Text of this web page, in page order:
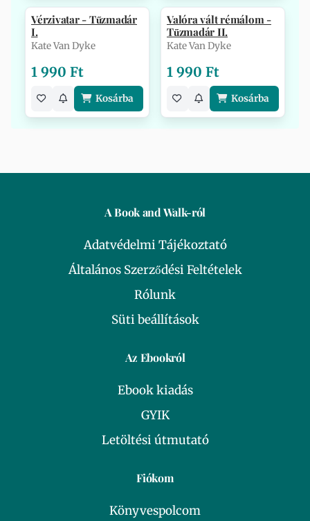
Vérzivatar - Tűzmadár
I.
Kate Van Dyke
1 990 Ft
Kosárba
Valóra vált rémálom -
Tűzmadár II.
Kate Van Dyke
1 990 Ft
Kosárba
A Book and Walk-ról
Adatvédelmi Tájékoztató
Általános Szerződési Feltételek
Rólunk
Süti beállítások
Az Ebookról
Ebook kiadás
GYIK
Letöltési útmutató
Fiókom
Könyvespolcom